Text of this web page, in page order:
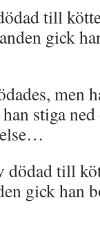
till
gick
men
stiga
till
gick han